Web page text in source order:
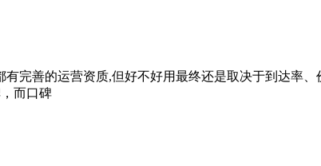
完善的运营资质,但好不好用最终还是取决于到达率
而口碑